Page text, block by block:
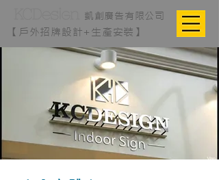
凱創廣告有限公司
【戶外招牌設計+生產安裝】
認識更多室內招牌相關服